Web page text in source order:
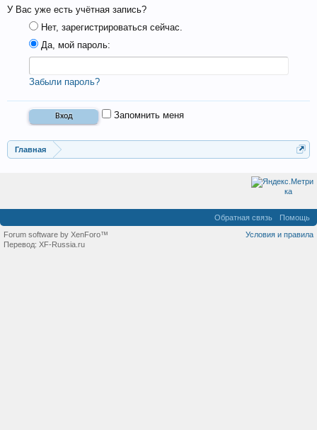
У Вас уже есть учётная запись?
Нет, зарегистрироваться сейчас.
Да, мой пароль:
Забыли пароль?
Запомнить меня
Главная
Обратная связь
Помощь
Условия и правила
Forum software by XenForo™
Перевод: XF-Russia.ru